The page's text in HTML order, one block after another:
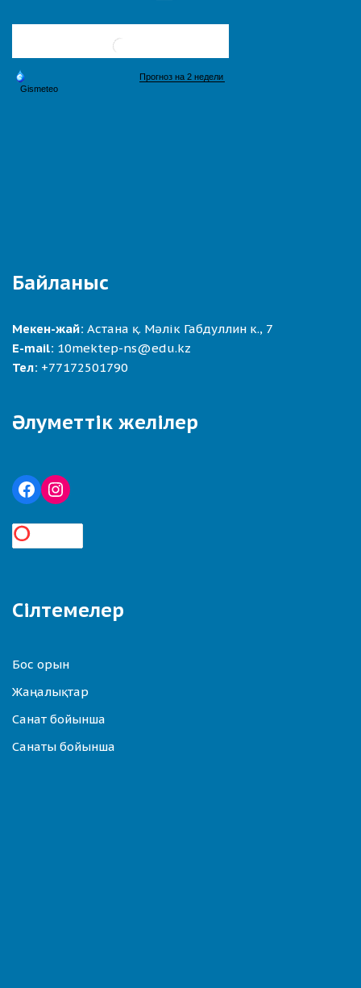
Байланыс
Мекен-жай: Астана қ. Мәлік Габдуллин к., 7
E-mail: 10mektep-ns@edu.kz
Тел: +77172501790
Әлуметтік желілер
Сілтемелер
Бос орын
Жаңалықтар
Санат бойынша
Санаты бойынша